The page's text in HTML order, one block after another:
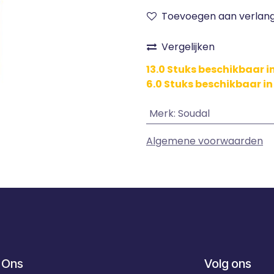
Toevoegen aan
Vergelijken
13.0 Stuks beschikbaar
6.0 Stuks beschikbaar in
Merk: Soudal
Algemene voorwaarden
Volg ons